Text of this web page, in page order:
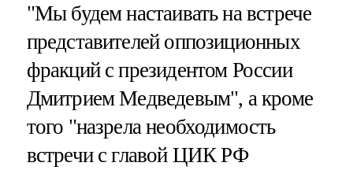
"Мы будем настаивать на встрече
представителей оппозиционных
фракций с президентом России
Дмитрием Медведевым", а кроме
того "назрела необходимость
встречи с главой ЦИК РФ